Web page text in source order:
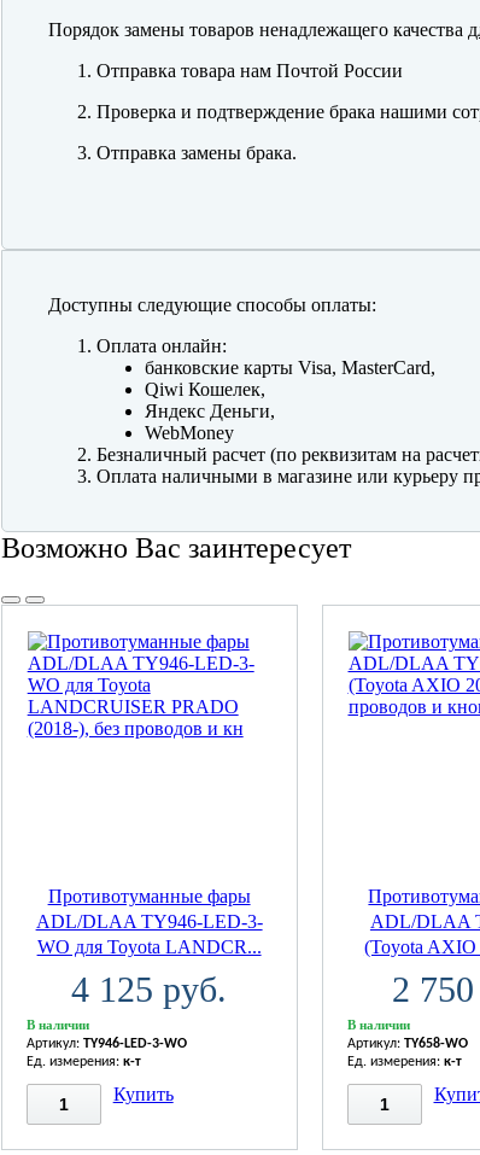
Порядок замены товаров ненадлежащего качества
Отправка товара нам Почтой России
Проверка и подтверждение брака нашими
Отправка замены брака.
Доступны следующие способы оплаты:
Оплата онлайн:
банковские карты Visa, MasterCard,
Qiwi Кошелек,
Яндекс Деньги,
WebMoney
Безналичный расчет (по реквизитам на
Оплата наличными в магазине или курьеру
Возможно Вас заинтересует
Противотуманные фары
ADL/DLAA TY946-LED-3-
WO для Toyota LANDCR...
4 125 руб.
В наличии
Артикул: TY946-LED-3-WO
Ед. измерения: к-т
Купить
ADL/DLAA
(Toyota AXIO
2
В наличии
Артикул: TY658-WO
Ед. измерения: к-т